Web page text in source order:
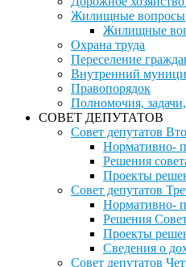
Жилищные вопросы
Жилищные
Охрана труда
Переселение
Внутренний
Правопорядок
Полномочия,
СОВЕТ ДЕПУТАТОВ
Совет депутатов
Нормативно-
Решения
Проекты
Совет депутатов
Нормативно-
Решения
Проекты
Сведения о
Совет депутатов